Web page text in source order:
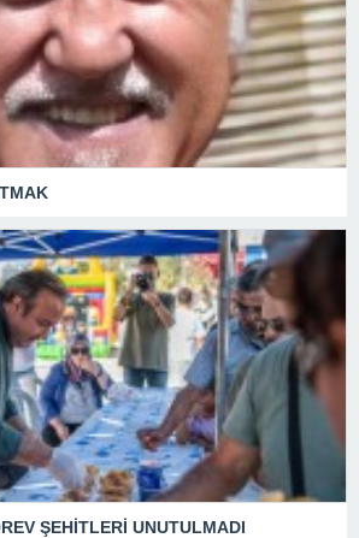
ŞEHİTLERİ UNUTULMADI